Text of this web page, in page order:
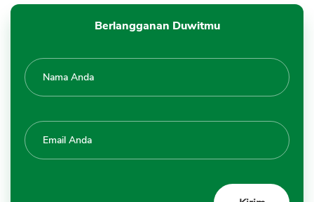
Berlangganan Duwitmu